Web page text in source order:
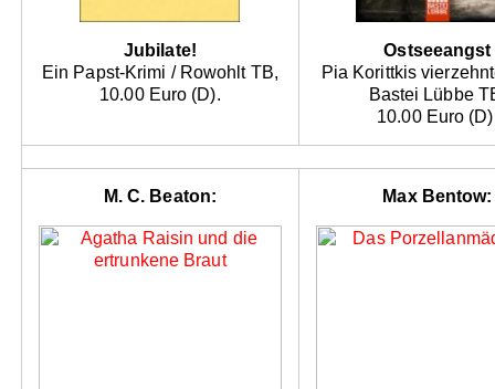
Jubilate!
Ein Papst-Krimi / Rowohlt TB,
10.00 Euro (D).
Ostseeangst
Pia Korittkis
Bastei Lübbe
10.00 Euro
M. C. Beaton: Max Bentow: